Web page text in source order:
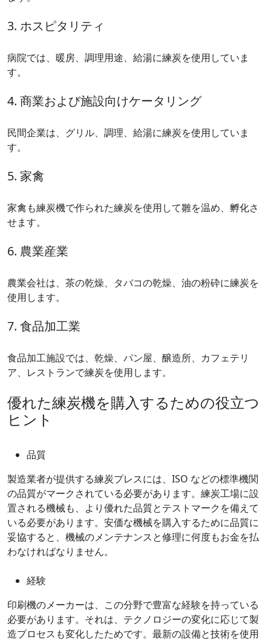
3. ホスピタリティ
病院では、暖房、調理用途、給湯に練炭を使用していま
す。
4. 商業および施設向けケータリング
民間企業は、グリル、調理、給湯に練炭を使用していま
す。
5. 家禽
家禽も練炭機で作られた練炭を使用して雛を温め、孵化さ
せます。
6. 農業産業
農業会社は、茶の乾燥、タバコの乾燥、油の粉砕に練炭を
使用します。
7. 食品加工業
食品加工施設では、乾燥、パン屋、醸造所、カフェテリ
ア、レストランで練炭を使用します。
優れた練炭機を購入するための役立つ
ヒント
品質
製造業者が提供する練炭プレスには、ISO などの標準機関
の品質がマークされている必要があります。練炭工場に設
置される機械も、より優れた品質とテストマークを備えて
いる必要があります。安価な機械を購入するために品質に
妥協すると、機械のメンテナンスと修理に何度もお金を払
わなければなりません。
経験
印刷機のメーカーは、この分野で豊富な経験を持っている
必要があります。それは、テクノロジーの変化に応じて製
造プロセスも変化したためです。最新の設備と技術を使用